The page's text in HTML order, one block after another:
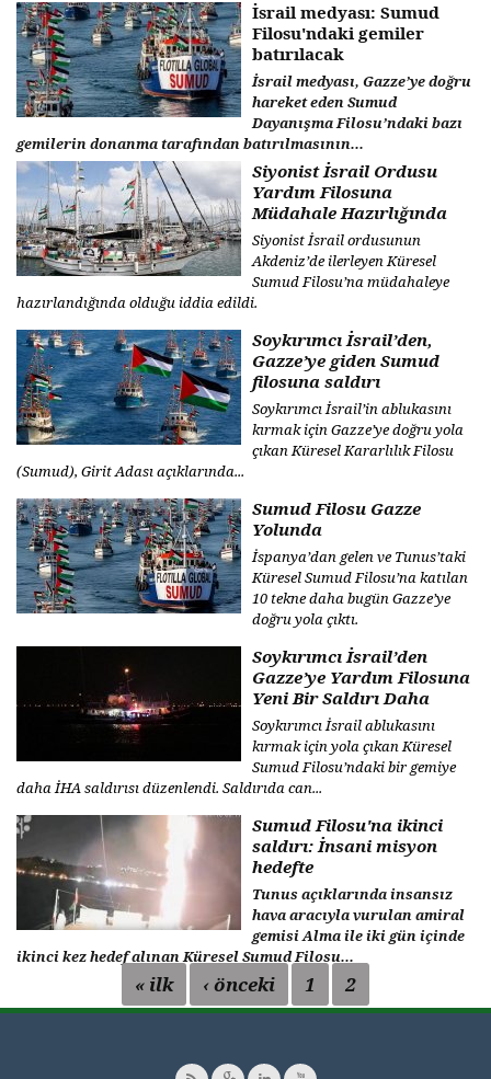
İsrail medyası: Sumud
Filosu'ndaki gemiler
batırılacak
İsrail medyası, Gazze’ye doğru
hareket eden Sumud
Dayanışma Filosu’ndaki bazı
gemilerin donanma tarafından batırılmasının...
Siyonist İsrail Ordusu
Yardım Filosuna
Müdahale Hazırlığında
Siyonist İsrail ordusunun
Akdeniz’de ilerleyen Küresel
Sumud Filosu’na müdahaleye
hazırlandığında olduğu iddia edildi.
Soykırımcı İsrail’den,
Gazze’ye giden Sumud
filosuna saldırı
Soykırımcı İsrail’in ablukasını
kırmak için Gazze’ye doğru yola
çıkan Küresel Kararlılık Filosu
(Sumud), Girit Adası açıklarında...
Sumud Filosu Gazze
Yolunda
İspanya’dan gelen ve Tunus’taki
Küresel Sumud Filosu’na katılan
10 tekne daha bugün Gazze’ye
doğru yola çıktı.
Soykırımcı İsrail’den
Gazze’ye Yardım Filosuna
Yeni Bir Saldırı Daha
Soykırımcı İsrail ablukasını
kırmak için yola çıkan Küresel
Sumud Filosu’ndaki bir gemiye
daha İHA saldırısı düzenlendi. Saldırıda can...
Sumud Filosu'na ikinci
saldırı: İnsani misyon
hedefte
Tunus açıklarında insansız
hava aracıyla vurulan amiral
gemisi Alma ile iki gün içinde
ikinci kez hedef alınan Küresel Sumud Filosu...
« ilk ‹ önceki 1 2